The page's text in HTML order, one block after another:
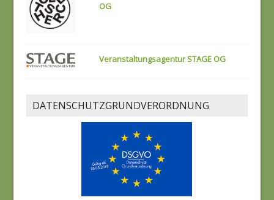
OG
Veranstaltungsagentur STAGE OG
DATENSCHUTZGRUNDVERORDNUNG